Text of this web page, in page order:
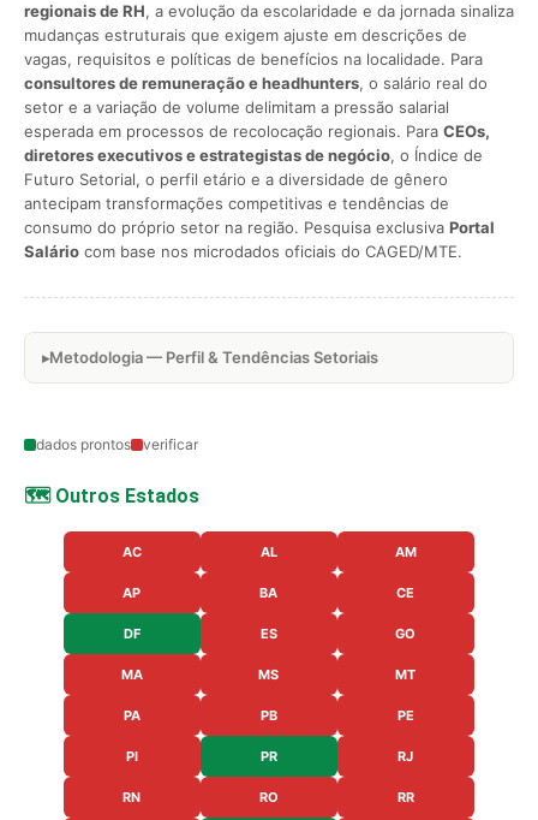
regionais de RH, a evolução da escolaridade e da jornada sinaliza
mudanças estruturais que exigem ajuste em descrições de
vagas, requisitos e políticas de benefícios na localidade. Para
consultores de remuneração e headhunters, o salário real do
setor e a variação de volume delimitam a pressão salarial
esperada em processos de recolocação regionais. Para CEOs,
diretores executivos e estrategistas de negócio, o Índice de
Futuro Setorial, o perfil etário e a diversidade de gênero
antecipam transformações competitivas e tendências de
consumo do próprio setor na região. Pesquisa exclusiva Portal
Salário com base nos microdados oficiais do CAGED/MTE.
Metodologia — Perfil & Tendências Setoriais
dados prontos verificar
🗺️ Outros Estados
AC AL AM
AP BA CE
DF ES GO
MA MS MT
PA PB PE
PI PR RJ
RN RO RR